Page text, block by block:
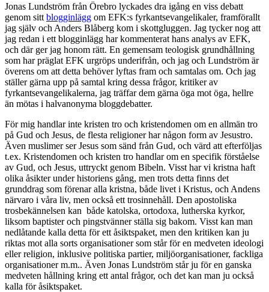
Jonas Lundström från Örebro lyckades dra igång en viss debatt
genom sitt blogginlägg om EFK:s fyrkantsevangelikaler, framförallt
jag själv och Anders Blåberg kom i skottgluggen. Jag tycker nog att
jag redan i ett blogginlägg har kommenterat hans analys av EFK,
och där ger jag honom rätt. En gemensam teologisk grundhållning
som har präglat EFK urgröps underifrån, och jag och Lundström är
överens om att detta behöver lyftas fram och samtalas om. Och jag
ställer gärna upp på samtal kring dessa frågor, kritiker av
fyrkantsevangelikalerna, jag träffar dem gärna öga mot öga, hellre
än mötas i halvanonyma bloggdebatter.
För mig handlar inte kristen tro och kristendomen om en allmän tro
på Gud och Jesus, de flesta religioner har någon form av Jesustro.
Även muslimer ser Jesus som sänd från Gud, och värd att efterföljas
t.ex. Kristendomen och kristen tro handlar om en specifik förståelse
av Gud, och Jesus, uttryckt genom Bibeln. Visst har vi kristna haft
olika åsikter under historiens gång, men trots detta finns det
grunddrag som förenar alla kristna, både livet i Kristus, och Andens
närvaro i våra liv, men också ett trosinnehåll. Den apostoliska
trosbekännelsen kan både katolska, ortodoxa, lutherska kyrkor,
liksom baptister och pingstvänner ställa sig bakom. Visst kan man
nedlåtande kalla detta för ett åsiktspaket, men den kritiken kan ju
riktas mot alla sorts organisationer som står för en medveten ideologi
eller religion, inklusive politiska partier, miljöorganisationer, fackliga
organisationer m.m.. Även Jonas Lundström står ju för en ganska
medveten hållning kring ett antal frågor, och det kan man ju också
kalla för åsiktspaket.